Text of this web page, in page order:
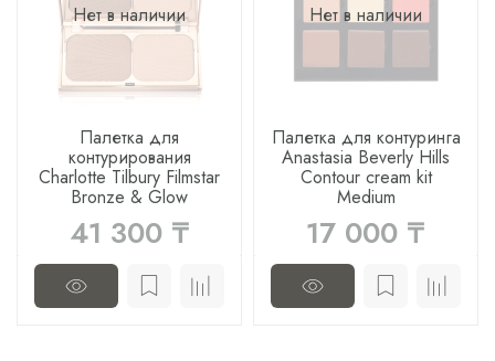
Нет в наличии
Палетка для
контурирования
Charlotte Tilbury Filmstar
Bronze & Glow
41 300 ₸
Нет в наличии
Палетка для контуринга
Anastasia Beverly Hills
Contour cream kit
Medium
17 000 ₸